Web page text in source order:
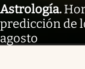
Astrología.
predicción de
agosto